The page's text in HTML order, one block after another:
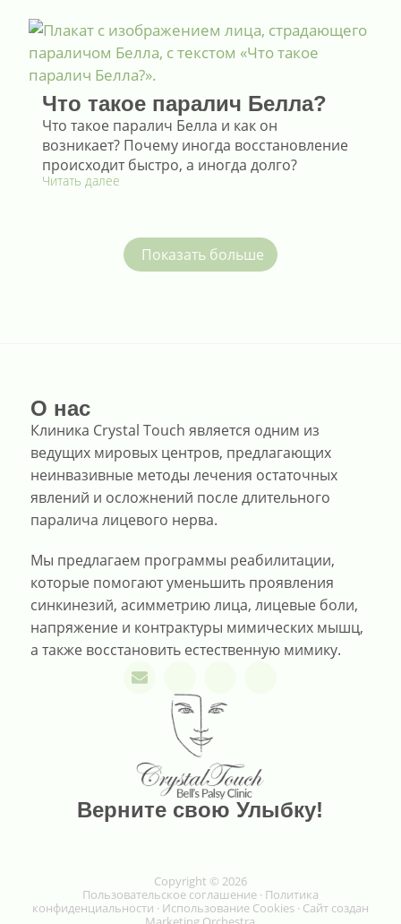
Что такое паралич Белла?
Что такое паралич Белла и как он
возникает? Почему иногда восстановление
происходит быстро, а иногда долго?
Читать далее
Показать больше
О нас
Клиника Crystal Touch является одним из
ведущих мировых центров, предлагающих
неинвазивные методы лечения остаточных
явлений и осложнений после длительного
паралича лицевого нерва.
Мы предлагаем программы реабилитации,
которые помогают уменьшить проявления
синкинезий, асимметрию лица, лицевые боли,
напряжение и контрактуры мимических мышц,
а также восстановить естественную мимику.
Верните свою Улыбку!
Copyright © 2026
Пользовательское соглашение· Политика
конфиденциальности · Использование Cookies· Сайт создан